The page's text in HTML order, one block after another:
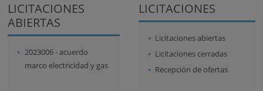
LICITACIONES
ABIERTAS
2023006 - acuerdo
marco electricidad y gas
LICITACIONES
Licitaciones abiertas
Licitaciones cerradas
Recepción de ofertas